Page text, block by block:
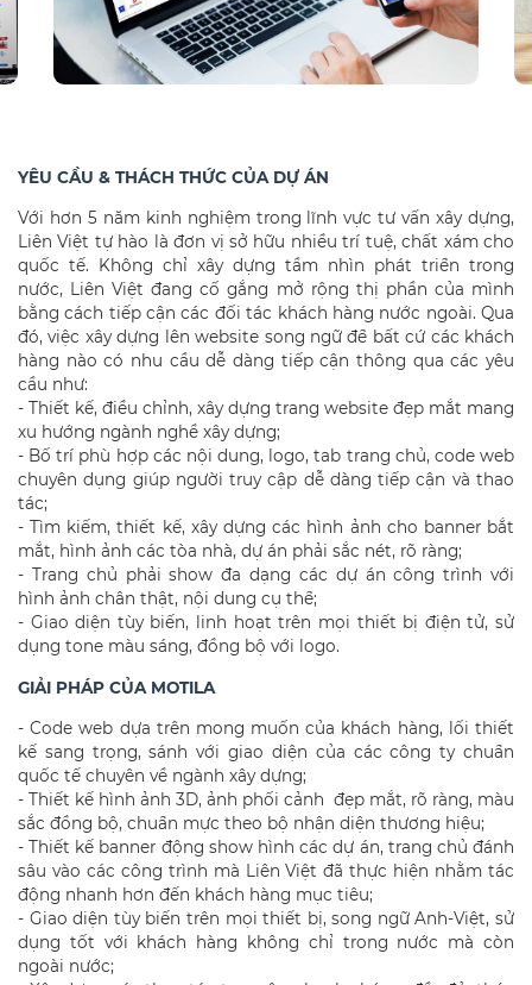
YÊU CẦU & THÁCH THỨC CỦA DỰ ÁN
Với hơn 5 năm kinh nghiệm trong lĩnh vực tư vấn xây dựng,
Liên Việt tự hào là đơn vị sở hữu nhiều trí tuệ, chất xám cho
quốc tế. Không chỉ xây dựng tầm nhìn phát triển trong
nước, Liên Việt đang cố gắng mở rộng thị phần của mình
bằng cách tiếp cận các đối tác khách hàng nước ngoài. Qua
đó, việc xây dựng lên website song ngữ để bất cứ các khách
hàng nào có nhu cầu dễ dàng tiếp cận thông qua các yêu
cầu như:
- Thiết kế, điều chỉnh, xây dựng trang website đẹp mắt mang
xu hướng ngành nghề xây dựng;
- Bố trí phù hợp các nội dung, logo, tab trang chủ, code web
chuyên dụng giúp người truy cập dễ dàng tiếp cận và thao
tác;
- Tìm kiếm, thiết kế, xây dựng các hình ảnh cho banner bắt
mắt, hình ảnh các tòa nhà, dự án phải sắc nét, rõ ràng;
- Trang chủ phải show đa dạng các dự án công trình với
hình ảnh chân thật, nội dung cụ thể;
- Giao diện tùy biến, linh hoạt trên mọi thiết bị điện tử, sử
dụng tone màu sáng, đồng bộ với logo.
GIẢI PHÁP CỦA MOTILA
- Code web dựa trên mong muốn của khách hàng, lối thiết
kế sang trọng, sánh với giao diện của các công ty chuẩn
quốc tế chuyên về ngành xây dựng;
- Thiết kế hình ảnh 3D, ảnh phối cảnh đẹp mắt, rõ ràng, màu
sắc đồng bộ, chuẩn mực theo bộ nhận diện thương hiệu;
- Thiết kế banner động show hình các dự án, trang chủ đánh
sâu vào các công trình mà Liên Việt đã thực hiện nhằm tác
động nhanh hơn đến khách hàng mục tiêu;
- Giao diện tùy biến trên mọi thiết bị, song ngữ Anh-Việt, sử
dụng tốt với khách hàng không chỉ trong nước mà còn
ngoài nước;